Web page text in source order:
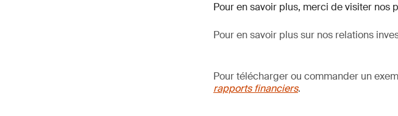
Pour en savoir plus, merci de visiter nos
Pour en savoir plus sur nos relations
Pour télécharger ou commander un
rapports financiers.